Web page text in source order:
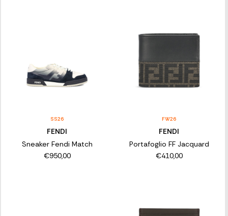
SS26
FENDI
Sneaker Fendi Match
€950,00
FW26
FENDI
Portafoglio FF Jacquard
€410,00